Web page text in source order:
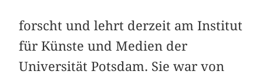
forscht und lehrt derzeit am Institut
für Künste und Medien der
Universität Potsdam. Sie war von